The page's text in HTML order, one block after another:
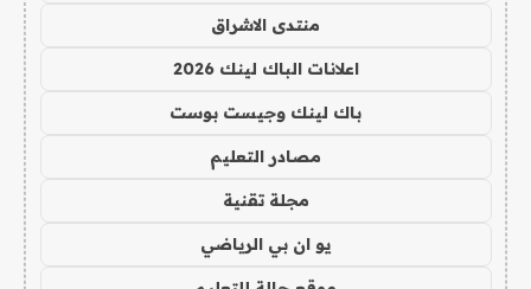
منتدى الاشراق
اعلانات الباك لينك 2026
باك لينك وجيست بوست
مصادر التعليم
مجلة تقنية
يو ان بي الرياضي